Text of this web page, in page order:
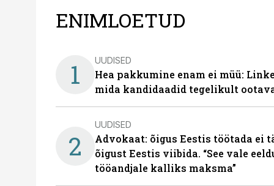
ENIMLOETUD
1 UUDISED
Hea pakkumine enam ei müü:
mida kandidaadid tegelikult
2
UUDISED
Advokaat: õigus Eestis töötada ei
õigust Eestis viibida. “See vale
tööandjale kalliks maksma”